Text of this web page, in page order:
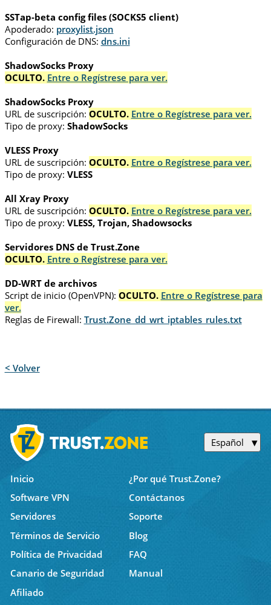
SSTap-beta config files (SOCKS5 client)
Apoderado: proxylist.json
Configuración de DNS: dns.ini
ShadowSocks Proxy
OCULTO. Entre o Regístrese para ver.
ShadowSocks Proxy
URL de suscripción: OCULTO. Entre o Regístrese para ver.
Tipo de proxy: ShadowSocks
VLESS Proxy
URL de suscripción: OCULTO. Entre o Regístrese para ver.
Tipo de proxy: VLESS
All Xray Proxy
URL de suscripción: OCULTO. Entre o Regístrese para ver.
Tipo de proxy: VLESS, Trojan, Shadowsocks
Servidores DNS de Trust.Zone
OCULTO. Entre o Regístrese para ver.
DD-WRT de archivos
Script de inicio (OpenVPN): OCULTO. Entre o Regístrese para
ver.
Reglas de Firewall: Trust.Zone_dd_wrt_iptables_rules.txt
< Volver
Español
Inicio
¿Por qué Trust.Zone?
Software VPN
Contáctanos
Servidores
Soporte
Términos de Servicio
Blog
Política de Privacidad
FAQ
Canario de Seguridad
Manual
Afiliado